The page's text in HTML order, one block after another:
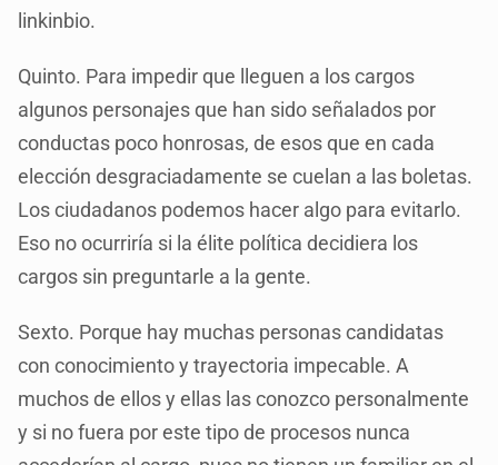
linkinbio.
Quinto. Para impedir que lleguen a los cargos
algunos personajes que han sido señalados por
conductas poco honrosas, de esos que en cada
elección desgraciadamente se cuelan a las boletas.
Los ciudadanos podemos hacer algo para evitarlo.
Eso no ocurriría si la élite política decidiera los
cargos sin preguntarle a la gente.
Sexto. Porque hay muchas personas candidatas
con conocimiento y trayectoria impecable. A
muchos de ellos y ellas las conozco personalmente
y si no fuera por este tipo de procesos nunca